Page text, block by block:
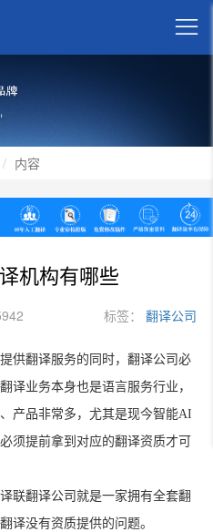

内容
机构有哪些
标签： 翻译公司
供翻译服务的同时，翻译公司必
译业务本身也是语言服务行业，
产品非常多，尤其是现今智能AI
须提前拿到对应的翻译资质才可
译联翻译公司就是一家拥有全套翻
译没有资质提供的问题。